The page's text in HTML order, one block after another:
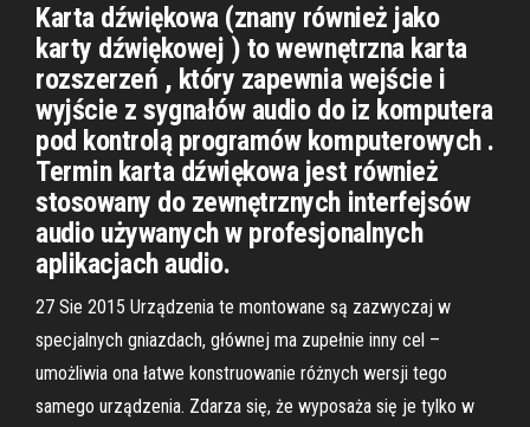
Karta dźwiękowa (znany również jako
karty dźwiękowej ) to wewnętrzna karta
rozszerzeń , który zapewnia wejście i
wyjście z sygnałów audio do iz komputera
pod kontrolą programów komputerowych .
Termin karta dźwiękowa jest również
stosowany do zewnętrznych interfejsów
audio używanych w profesjonalnych
aplikacjach audio.
27 Sie 2015 Urządzenia te montowane są zazwyczaj w
specjalnych gniazdach, głównej ma zupełnie inny cel –
umożliwia ona łatwe konstruowanie różnych wersji tego
samego urządzenia. Zdarza się, że wyposaża się je tylko w